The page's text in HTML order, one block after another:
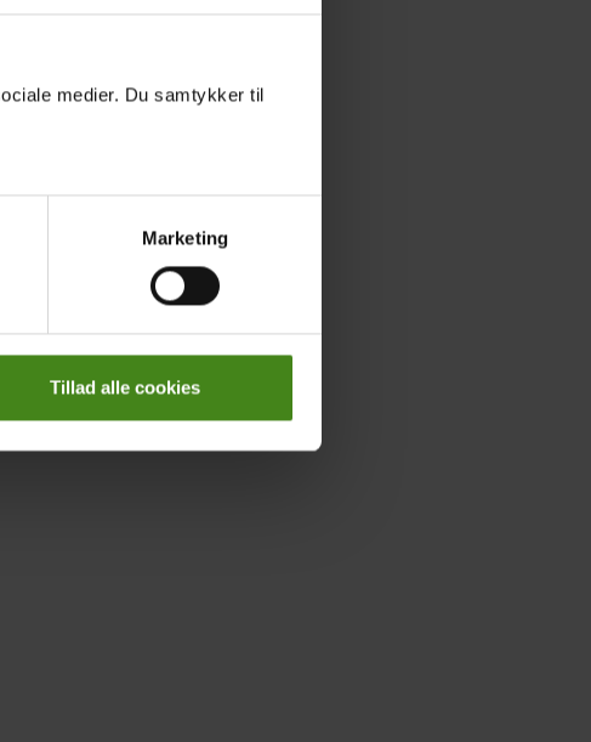
medier. Du samtykker til
Marketing
Tillad alle cookies